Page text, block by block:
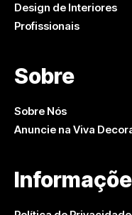
Design de Interiores
Profissionais
Sobre
Sobre Nós
Anuncie na Viva